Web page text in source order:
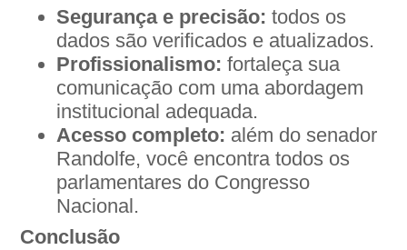
Segurança e precisão: todos os
dados são verificados e atualizados.
Profissionalismo: fortaleça sua
comunicação com uma abordagem
institucional adequada.
Acesso completo: além do senador
Randolfe, você encontra todos os
parlamentares do Congresso
Nacional.
Conclusão